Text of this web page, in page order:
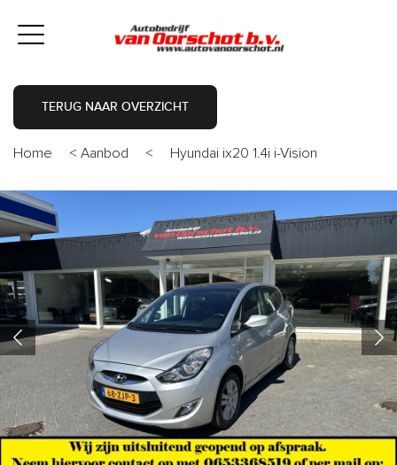
TERUG NAAR OVERZICHT
Home < Aanbod < Hyundai ix20 1.4i i-Vision